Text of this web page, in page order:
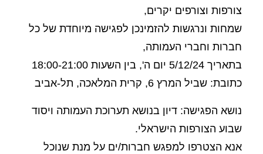
צורפות וצורפים יקרים,
שמחות ונרגשות להזמינכן לפגישה מיוחדת של כל
חברות וחברי העמותה,
בתאריך 5/12/24 יום ה', בין השעות 18:00-21:00
כתובת: שביל המרץ 6, קרית המלאכה, תל-אביב
נושא הפגישה: דיון בנושא תערוכת העמותה ויסוד
שבוע הצורפות הישראלי.
אנא הצטרפו למפגש חברות/ים על מנת שנוכל